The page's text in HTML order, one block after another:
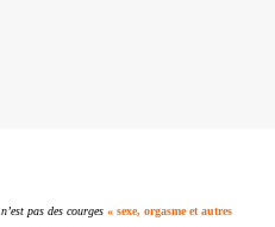
pas des courges « sexe, orgasme et autres